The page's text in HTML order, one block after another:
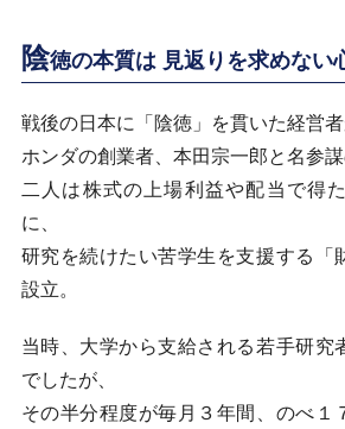
陰徳の本質は 見返りを求めない
戦後の日本に「陰徳」を貫いた経営者
ホンダの創業者、本田宗一郎と名参謀
二人は株式の上場利益や配当で得
に、
研究を続けたい苦学生を支援する「
設立。
当時、大学から支給される若手研究
でしたが、
その半分程度が毎月３年間、のべ１